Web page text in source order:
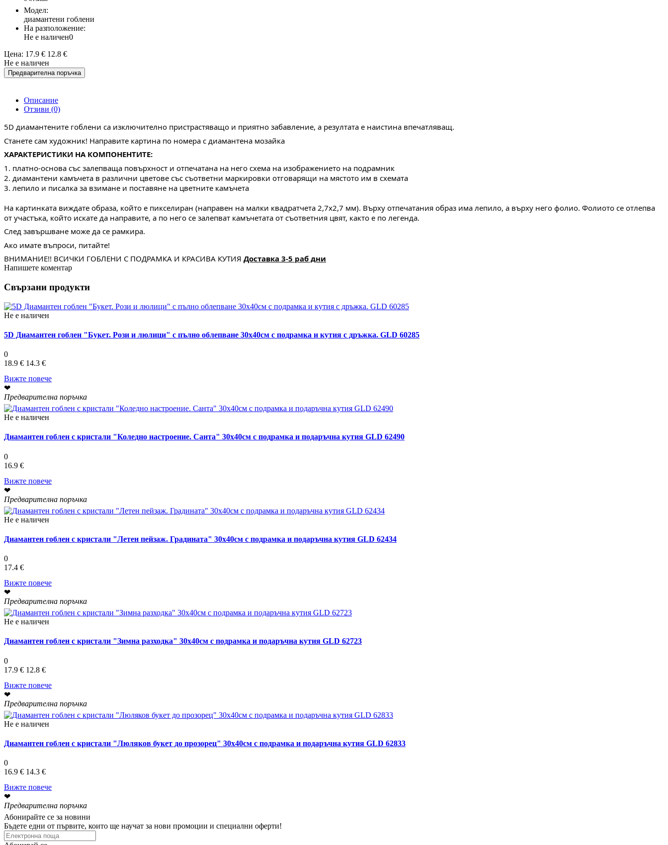
Модел:
диамантени гоблени
На разположение:
Не е наличен0
Цена: 17.9 € 12.8 €
Не е наличен
Предварителна поръчка
Описание
Отзиви (0)
5D диамантените гоблени са изключително пристрастяващо и приятно забавление, а резултата е наистина впечатляващ.
Станете сам художник! Направите картина по номера с диамантена мозайка
ХАРАКТЕРИСТИКИ НА КОМПОНЕНТИТЕ:
1. платно-основа със залепваща повърхност и отпечатана на него схема на изображението на подрамник
2. диамантени камъчета в различни цветове със съответни маркировки отговарящи на мястото им в схемата
3. лепило и писалка за взимане и поставяне на цветните камъчета
На картинката виждате образа, който е пикселиран (направен на малки квадратчета 2,7х2,7 мм). Върху отпечатания образ има лепило, а върху него фолио. Фолиото се отлепва
от участъка, който искате да направите, а по него се залепват камъчетата от съответния цвят, както е по легенда.
След завършване може да се рамкира.
Ако имате въпроси, питайте!
ВНИМАНИЕ!! ВСИЧКИ ГОБЛЕНИ С ПОДРАМКА И КРАСИВА КУТИЯ Доставка 3-5 раб дни
Напишете коментар
Свързани продукти
Не е наличен
5D Диамантен гоблен "Букет. Рози и люлици" с пълно облепване 30х40см с подрамка и кутия с дръжка. GLD 60285
0
18.9 € 14.3 €
Вижте повече
❤
Предварителна поръчка
Не е наличен
Диамантен гоблен с кристали "Коледно настроение. Санта" 30х40см с подрамка и подаръчна кутия GLD 62490
0
16.9 €
Вижте повече
❤
Предварителна поръчка
Не е наличен
Диамантен гоблен с кристали "Летен пейзаж. Градината" 30х40см с подрамка и подаръчна кутия GLD 62434
0
17.4 €
Вижте повече
❤
Предварителна поръчка
Не е наличен
Диамантен гоблен с кристали "Зимна разходка" 30х40см с подрамка и подаръчна кутия GLD 62723
0
17.9 € 12.8 €
Вижте повече
❤
Предварителна поръчка
Не е наличен
Диамантен гоблен с кристали "Люляков букет до прозорец" 30х40см с подрамка и подаръчна кутия GLD 62833
0
16.9 € 14.3 €
Вижте повече
❤
Предварителна поръчка
Абонирайте се за новини
Бъдете едни от първите, които ще научат за нови промоции и специални оферти!